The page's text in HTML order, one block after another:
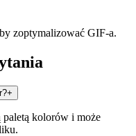
zoptymalizować GIF-a.
+
kolorów i może